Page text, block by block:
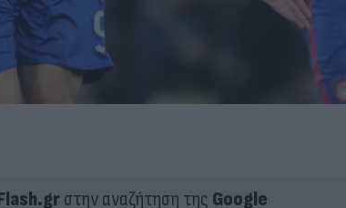
στην αναζήτηση της Google